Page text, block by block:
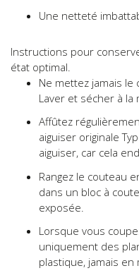
Une netteté
Instructions pour
état optimal.
Ne mettez jamais le
Laver et sécher à la
Affûtez
aiguiser originale
aiguiser, car cela
Rangez le couteau
dans un bloc à
exposée.
Lorsque vous
uniquement des
plastique, jamais